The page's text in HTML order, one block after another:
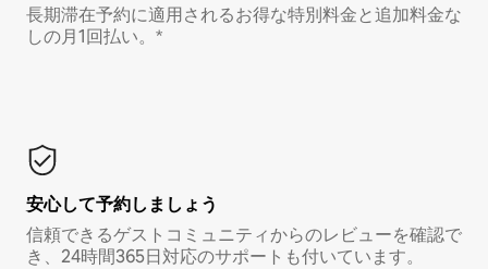
長期滞在予約に適用されるお得な特別料金と追加料金な
しの月1回払い。*
安心して予約しましょう
信頼できるゲストコミュニティからのレビューを確認で
き、24時間365日対応のサポートも付いています。